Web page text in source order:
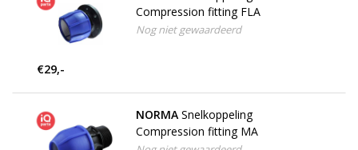
Compression fitting FLA
Nog niet gewaardeerd
€29,-
NORMA Snelkoppeling
Compression fitting MA